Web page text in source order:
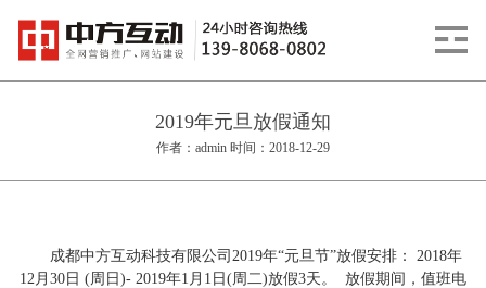
2019年元旦放假通知
作者：admin 时间：2018-12-29
成都中方互动科技有限公司2019年“元旦节”放假安排： 2018年
12月30日 (周日)- 2019年1月1日(周二)放假3天。 放假期间，值班电